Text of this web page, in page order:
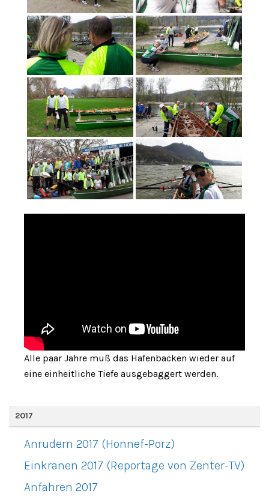
Alle paar Jahre muß das Hafenbacken wieder auf
eine einheitliche Tiefe ausgebaggert werden.
2017
Anrudern 2017 (Honnef-Porz)
Einkranen 2017 (Reportage von Zenter-TV)
Anfahren 2017